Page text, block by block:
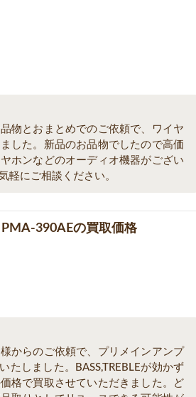
物とおまとめでのご依頼で、ワイヤ
した。新品のお品物でしたので高価
ホンなどのオーディオ機器がござい
軽にご相談ください。
390AEの買取価格
からのご依頼で、プリメインアンプ
たしました。BASS,TREBLEが効かず
格で買取させていただきました。ど